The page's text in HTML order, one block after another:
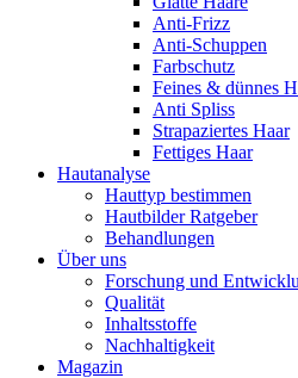
Anti-Frizz
Anti-Schuppen
Farbschutz
Feines & dünnes
Anti Spliss
Strapaziertes Haar
Fettiges Haar
Hautanalyse
Hauttyp bestimmen
Hautbilder Ratgeber
Behandlungen
Über uns
Forschung und
Qualität
Inhaltsstoffe
Nachhaltigkeit
Magazin